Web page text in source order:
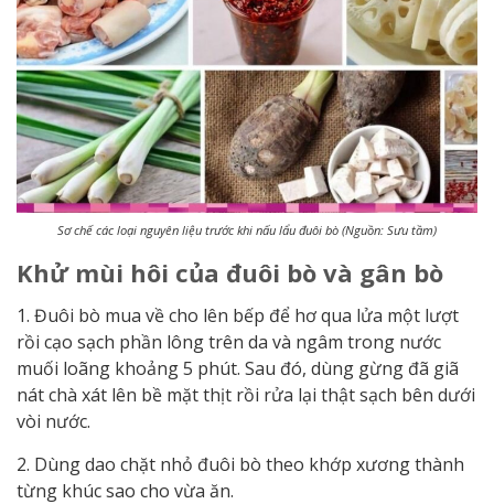
Sơ chế các loại nguyên liệu trước khi nấu lẩu đuôi bò (Nguồn: Sưu tầm)
Khử mùi hôi của đuôi bò và gân bò
1. Đuôi bò mua về cho lên bếp để hơ qua lửa một lượt
rồi cạo sạch phần lông trên da và ngâm trong nước
muối loãng khoảng 5 phút. Sau đó, dùng gừng đã giã
nát chà xát lên bề mặt thịt rồi rửa lại thật sạch bên dưới
vòi nước.
2. Dùng dao chặt nhỏ đuôi bò theo khớp xương thành
từng khúc sao cho vừa ăn.